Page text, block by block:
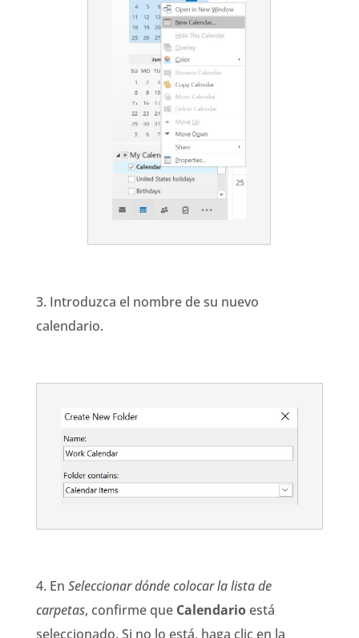
3. Introduzca el nombre de su nuevo
calendario.
4. En Seleccionar dónde colocar la lista de
carpetas, confirme que Calendarioestá
seleccionado. Si no lo está, haga clic en la